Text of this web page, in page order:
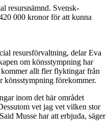
resursnämnd. Svensk-
000 kronor för att kunna
resursförvaltning, delar Eva
om könsstympning har
allt fler flyktingar från
könsstympning förekommer.
inom det här området
vet jag vet vilken stor
Musse har att erbjuda, säger